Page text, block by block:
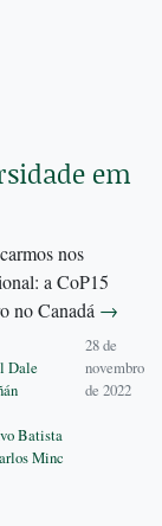
em
nos
a CoP15
no Canadá →
Dale
Batista
Minc
28 de
novembro
de 2022